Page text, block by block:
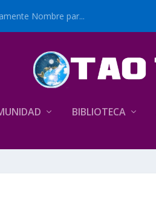
Nombre par...
BIBLIOTECA